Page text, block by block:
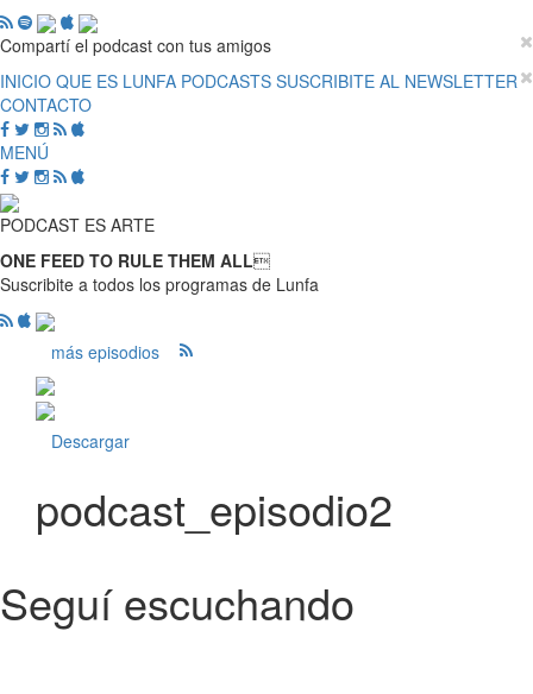
Compartí el podcast con tus amigos
INICIO QUE ES LUNFA PODCASTS SUSCRIBITE AL NEWSLETTER
CONTACTO
MENÚ
PODCAST ES ARTE
ONE FEED TO RULE THEM ALL
Suscribite a todos los programas de Lunfa
más episodios
Descargar
podcast_episodio2
Seguí escuchando